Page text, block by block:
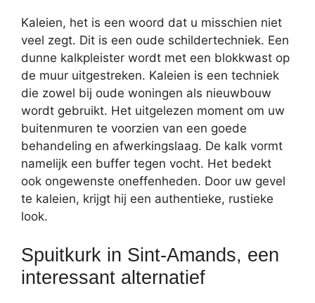
Kaleien, het is een woord dat u misschien niet
veel zegt. Dit is een oude schildertechniek. Een
dunne kalkpleister wordt met een blokkwast op
de muur uitgestreken. Kaleien is een techniek
die zowel bij oude woningen als nieuwbouw
wordt gebruikt. Het uitgelezen moment om uw
buitenmuren te voorzien van een goede
behandeling en afwerkingslaag. De kalk vormt
namelijk een buffer tegen vocht. Het bedekt
ook ongewenste oneffenheden. Door uw gevel
te kaleien, krijgt hij een authentieke, rustieke
look.
Spuitkurk in Sint-Amands, een
interessant alternatief